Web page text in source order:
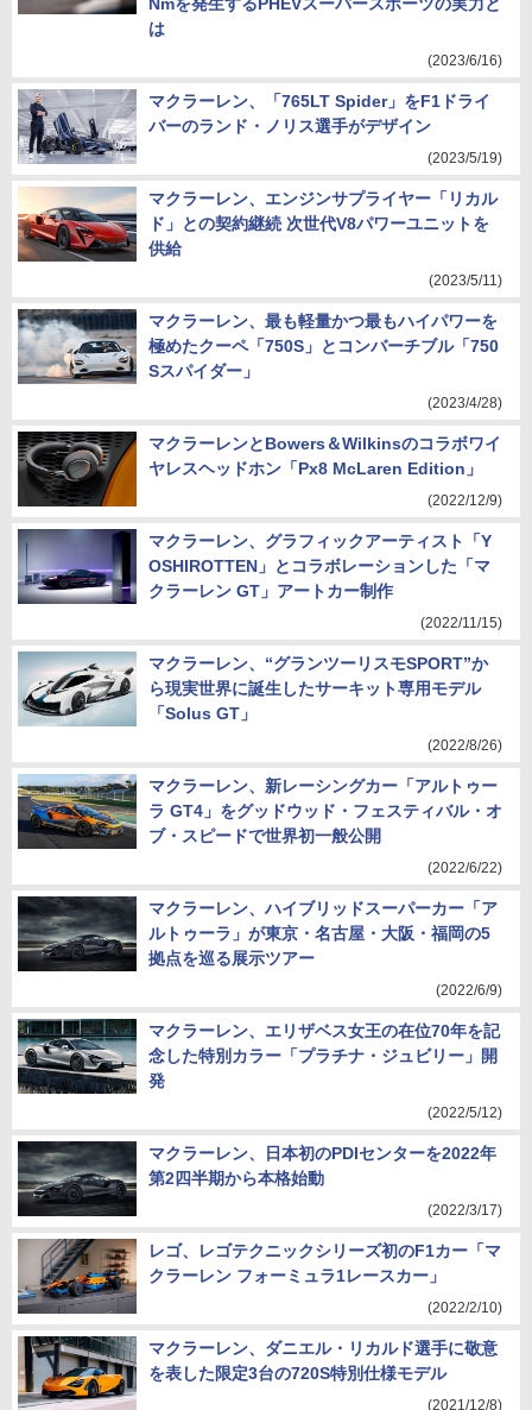
は
(2023/6/16)
マクラーレン、「765LT Spider」をF1ドライ
バーのランド・ノリス選手がデザイン
(2023/5/19)
マクラーレン、エンジンサプライヤー「リカル
ド」との契約継続 次世代V8パワーユニットを
供給
(2023/5/11)
マクラーレン、最も軽量かつ最もハイパワーを
極めたクーペ「750S」とコンバーチブル「750
Sスパイダー」
(2023/4/28)
マクラーレンとBowers＆Wilkinsのコラボワイ
ヤレスヘッドホン「Px8 McLaren Edition」
(2022/12/9)
マクラーレン、グラフィックアーティスト「Y
OSHIROTTEN」とコラボレーションした「マ
クラーレン GT」アートカー制作
(2022/11/15)
マクラーレン、“グランツーリスモSPORT”か
ら現実世界に誕生したサーキット専用モデル
「Solus GT」
(2022/8/26)
マクラーレン、新レーシングカー「アルトゥー
ラ GT4」をグッドウッド・フェスティバル・オ
ブ・スピードで世界初一般公開
(2022/6/22)
マクラーレン、ハイブリッドスーパーカー「ア
ルトゥーラ」が東京・名古屋・大阪・福岡の5
拠点を巡る展示ツアー
(2022/6/9)
マクラーレン、エリザベス女王の在位70年を記
念した特別カラー「プラチナ・ジュビリー」開
発
(2022/5/12)
マクラーレン、日本初のPDIセンターを2022年
第2四半期から本格始動
(2022/3/17)
レゴ、レゴテクニックシリーズ初のF1カー「マ
クラーレン フォーミュラ1レースカー」
(2022/2/10)
マクラーレン、ダニエル・リカルド選手に敬意
を表した限定3台の720S特別仕様モデル
(2021/12/8)